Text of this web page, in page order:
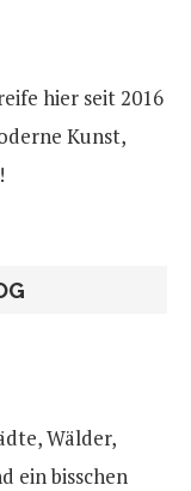
hier seit 2016
Kunst,
Wälder,
ein bisschen